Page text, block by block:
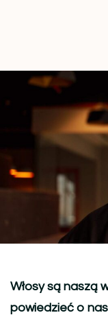
Włosy są naszą
powiedzieć o